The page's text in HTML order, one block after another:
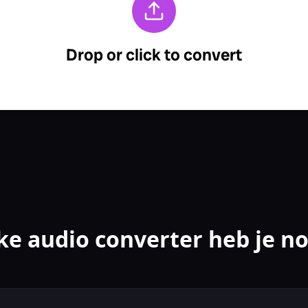
audio converter heb je